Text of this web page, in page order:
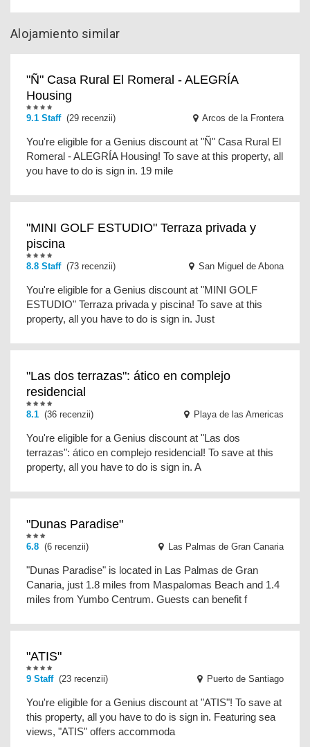
Alojamiento similar
"Ñ" Casa Rural El Romeral - ALEGRÍA
Housing
9.1 Staff(29 recenzii) Arcos de la Frontera
You're eligible for a Genius discount at "Ñ" Casa Rural El
Romeral - ALEGRÍA Housing! To save at this property, all
you have to do is sign in. 19 mile
"MINI GOLF ESTUDIO" Terraza privada y
piscina
8.8 Staff(73 recenzii) San Miguel de Abona
You're eligible for a Genius discount at "MINI GOLF
ESTUDIO" Terraza privada y piscina! To save at this
property, all you have to do is sign in. Just
"Las dos terrazas": ático en complejo
residencial
8.1 (36 recenzii) Playa de las Americas
You're eligible for a Genius discount at "Las dos
terrazas": ático en complejo residencial! To save at this
property, all you have to do is sign in. A
"Dunas Paradise"
6.8 (6 recenzii) Las Palmas de Gran Canaria
"Dunas Paradise" is located in Las Palmas de Gran
Canaria, just 1.8 miles from Maspalomas Beach and 1.4
miles from Yumbo Centrum. Guests can benefit f
"ATIS"
9 Staff(23 recenzii) Puerto de Santiago
You're eligible for a Genius discount at "ATIS"! To save at
this property, all you have to do is sign in. Featuring sea
views, "ATIS" offers accommoda